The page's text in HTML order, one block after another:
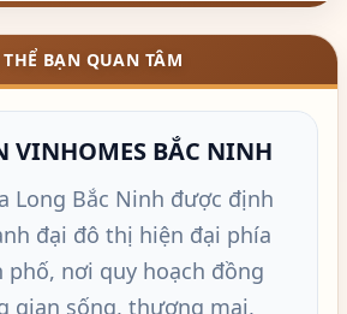
THỂ BẠN QUAN TÂM
VINHOMES BẮC NINH
Long Bắc Ninh được định
đại đô thị hiện đại phía
phố, nơi quy hoạch đồng
gian sống, thương mại,